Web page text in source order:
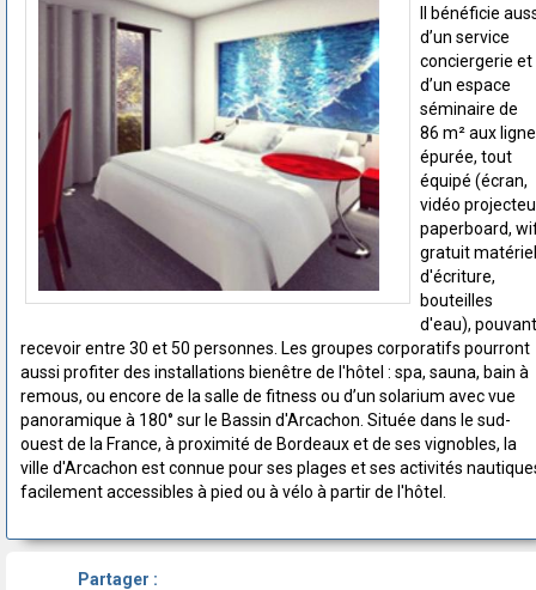
Il bénéficie
d’un service
conciergerie et
d’un espace
séminaire de
86 m² aux
épurée, tout
équipé (écran,
vidéo
paperboard,
gratuit matériel
d'écriture,
bouteilles
d'eau), pouvant
recevoir entre 30 et 50 personnes. Les groupes corporatifs pourront
aussi profiter des installations bienêtre de l'hôtel : spa, sauna, bain à
remous, ou encore de la salle de fitness ou d’un solarium avec vue
panoramique à 180° sur le Bassin d'Arcachon. Située dans le sud-
ouest de la France, à proximité de Bordeaux et de ses vignobles, la
ville d'Arcachon est connue pour ses plages et ses activités
facilement accessibles à pied ou à vélo à partir de l'hôtel.
Partager :